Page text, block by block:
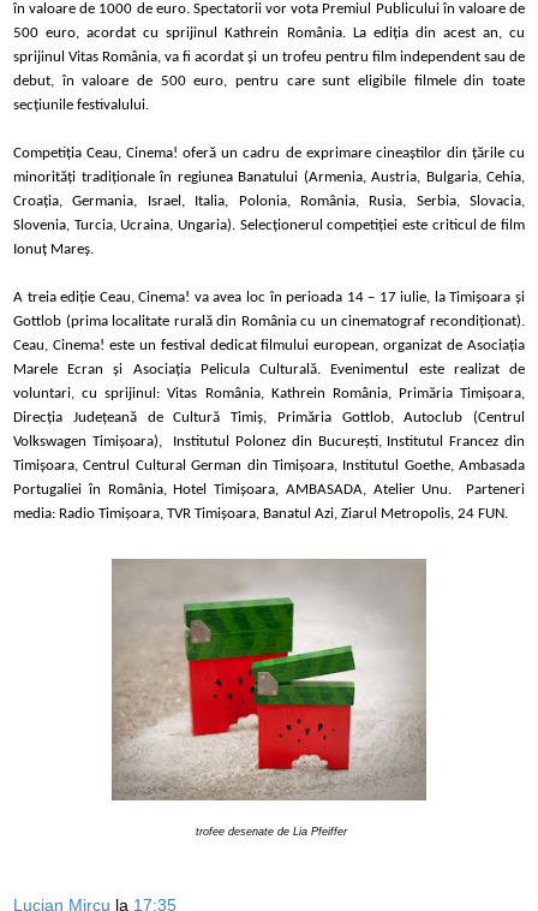
în valoare de 1000 de euro. Spectatorii vor vota Premiul Publicului în valoare de
500 euro, acordatcu sprijinul Kathrein România. La ediţia din acest an, cu
sprijinul Vitas România, va fi acordat şi un trofeu pentru film independent sau de
debut, în valoare de 500 euro, pentru care sunt eligibile filmele din toate
secţiunile festivalului.
Competiția Ceau, Cinema! oferă un cadru de exprimare cineaştilor din ţările cu
minorităţi tradiţionale în regiunea Banatului (Armenia, Austria, Bulgaria, Cehia,
Croaţia, Germania, Israel, Italia, Polonia, România, Rusia, Serbia, Slovacia,
Slovenia, Turcia, Ucraina, Ungaria). Selecționerul competiției este criticul de film
Ionuț Mareș.
A treia ediție Ceau, Cinema! va avea loc în perioada 14 – 17 iulie, la Timișoara și
Gottlob (prima localitate rurală din România cu un cinematograf recondiționat).
Ceau, Cinema! este un festival dedicat filmuluieuropean, organizat deAsociația
Marele Ecran și Asociația Pelicula Culturală. Evenimentul este realizat de
voluntari, cu sprijinul: Vitas România, Kathrein România, Primăria Timișoara,
Direcția Județeană de Cultură Timiș, Primăria Gottlob, Autoclub (Centrul
Volkswagen Timișoara), Institutul Polonez din București, Institutul Francez din
Timișoara, Centrul Cultural German din Timișoara, Institutul Goethe, Ambasada
Portugaliei în România, Hotel Timișoara, AMBASADA, Atelier Unu.
Parteneri
media: Radio Timișoara, TVR Timișoara, Banatul Azi, Ziarul Metropolis, 24 FUN.
trofee desenate de Lia Pfeiffer
Lucian Mircu la 17:35